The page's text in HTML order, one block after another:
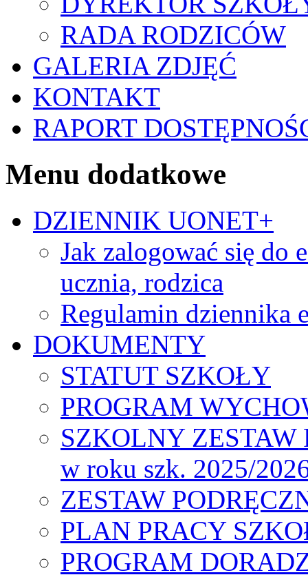
RADA RODZICÓW
GALERIA ZDJĘĆ
KONTAKT
RAPORT
Menu dodatkowe
DZIENNIK UONET+
Jak zalogować się do
ucznia, rodzica
Regulamin dziennika
DOKUMENTY
STATUT SZKOŁY
PROGRAM
SZKOLNY
w roku szk. 2025/
ZESTAW
PLAN PRACY
PROGRAM